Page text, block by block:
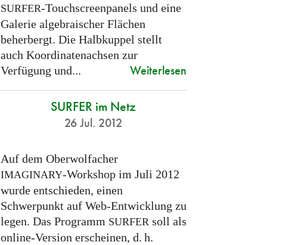
SURFER-Touchscreenpanels und eine
Galerie algebraischer Flächen
beherbergt. Die Halbkuppel stellt
auch Koordinatenachsen zur
Verfügung und...
Weiterlesen
SURFER im Netz
26 Jul. 2012
Auf dem Oberwolfacher
IMAGINARY-Workshop im Juli 2012
wurde entschieden, einen
Schwerpunkt auf Web-Entwicklung zu
legen. Das Programm SURFER soll als
online-Version erscheinen, d. h.